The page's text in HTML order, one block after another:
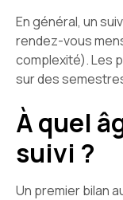
En général, un
rendez-vous
complexité). Les
sur des
À quel
suivi ?
Un premier bilan